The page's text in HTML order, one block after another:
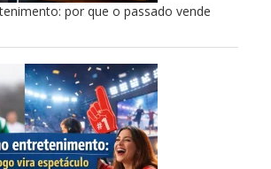
por que o passado vende